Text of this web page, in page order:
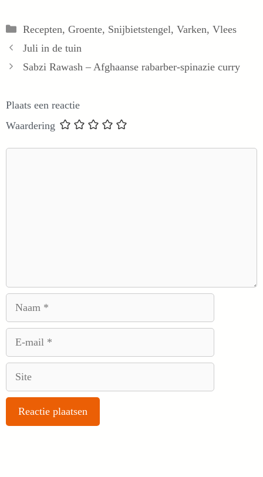
Categorieën
Recepten, Groente, Snijbietstengel, Varken, Vlees
Juli in de tuin
Sabzi Rawash – Afghaanse rabarber-spinazie curry
Plaats een reactie
Waardering